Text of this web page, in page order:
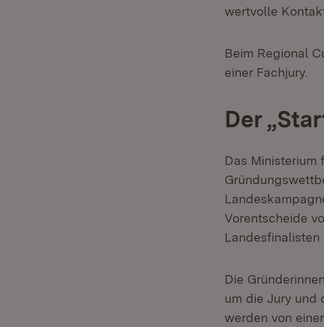
wertvolle
Beim Regional
einer Fachjury.
Der
Das Ministerium
Vorentscheide
Landesfinalisten
Die
um die Jury und
werden von